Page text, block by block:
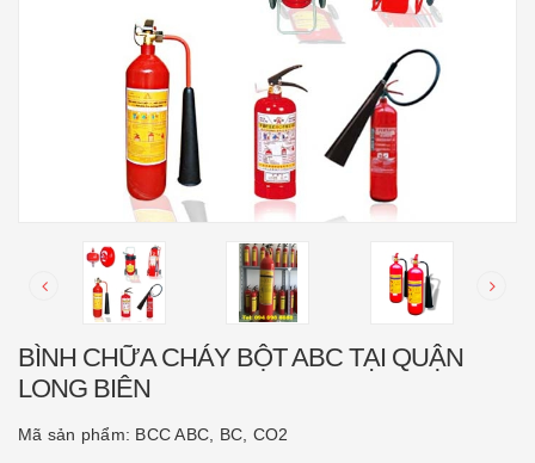
BÌNH CHỮA CHÁY BỘT ABC TẠI QUẬN
LONG BIÊN
Mã sản phẩm: BCC ABC, BC, CO2